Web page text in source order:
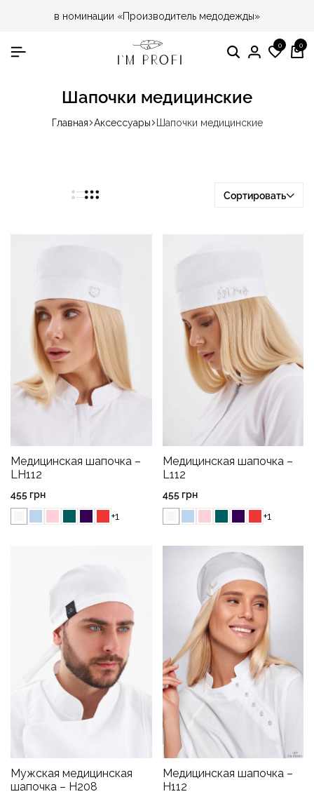
в номинации «Производитель медодежды»
Поиск
Вход
0 0
Шапочки медицинские
Главная Аксессуары Шапочки медицинские
Сортировать
Медицинская шапочка –
LH112
455 грн
+1
Медицинская шапочка –
L112
455 грн
+1
Мужская медицинская
шапочка – H208
Медицинская шапочка –
H112